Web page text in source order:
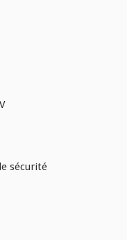
sécurité